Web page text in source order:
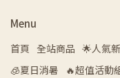
Menu
首頁 全站商品 🌟人氣
🧊夏日消暑
🔥超值活動